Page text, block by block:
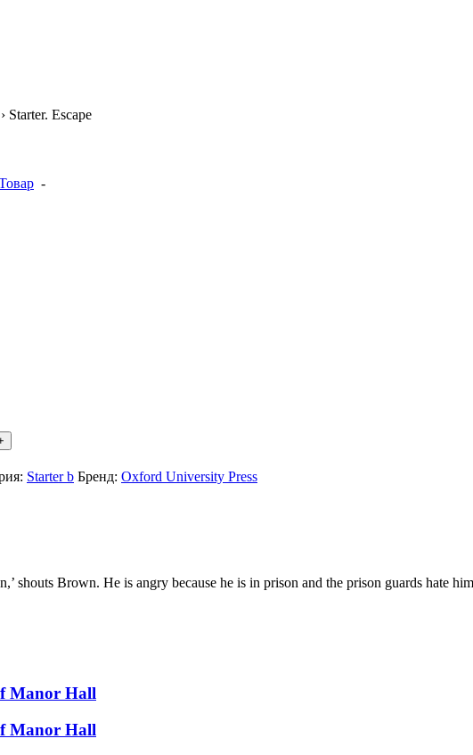
› Starter. Escape
-
Starter b Бренд: Oxford University Press
shouts Brown. He is angry because he is in prison and the prison guards hate
Manor Hall
Manor Hall